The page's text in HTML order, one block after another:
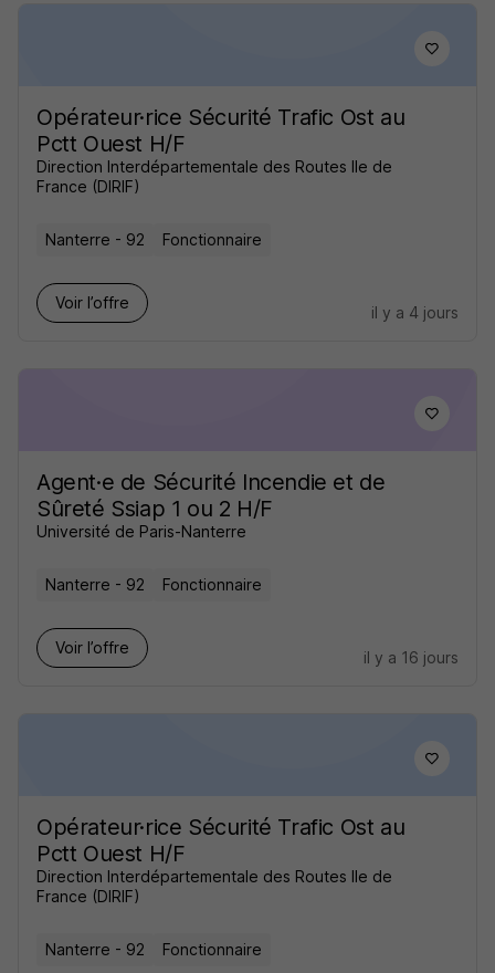
Opérateur·rice Sécurité Trafic Ost au
Pctt Ouest H/F
Direction Interdépartementale des Routes Ile de
France (DIRIF)
Nanterre - 92 Fonctionnaire
Voir l’offre
il y a 4 jours
Agent·e de Sécurité Incendie et de
Sûreté Ssiap 1 ou 2 H/F
Université de Paris-Nanterre
Nanterre - 92 Fonctionnaire
Voir l’offre
il y a 16 jours
Opérateur·rice Sécurité Trafic Ost au
Pctt Ouest H/F
Direction Interdépartementale des Routes Ile de
France (DIRIF)
Nanterre - 92 Fonctionnaire